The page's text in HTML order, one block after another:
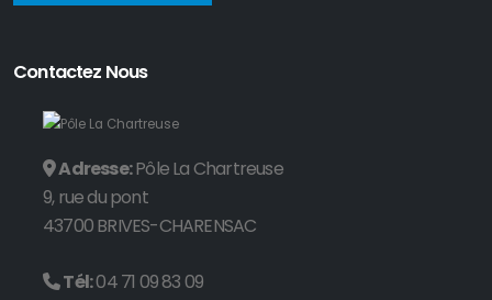
Contactez Nous
Adresse:Pôle La Chartreuse
9, rue du pont
43700 BRIVES-CHARENSAC
Tél:04 71 09 83 09